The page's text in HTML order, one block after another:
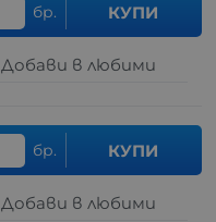
бр. КУПИ
Добави в любими
бр. КУПИ
Добави в любими